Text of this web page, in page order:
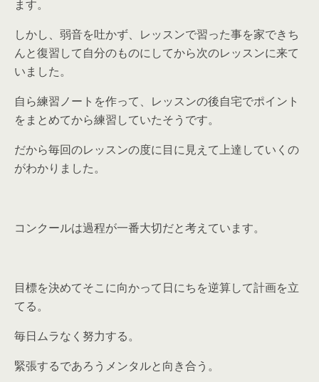
ます。
しかし、弱音を吐かず、レッスンで習った事を家できち
んと復習して自分のものにしてから次のレッスンに来て
いました。
自ら練習ノートを作って、レッスンの後自宅でポイント
をまとめてから練習していたそうです。
だから毎回のレッスンの度に目に見えて上達していくの
がわかりました。
コンクールは過程が一番大切だと考えています。
目標を決めてそこに向かって日にちを逆算して計画を立
てる。
毎日ムラなく努力する。
緊張するであろうメンタルと向き合う。